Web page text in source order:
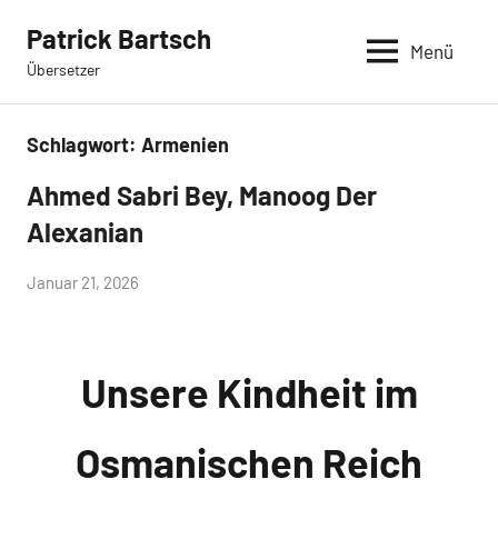
Inhalt
springen
Patrick Bartsch
Übersetzer
Menü
Schlagwort: Armenien
Jüngste
Übersetzungen
Ahmed Sabri Bey, Manoog Der
Alexanian
von
Januar 21, 2026
Unsere Kindheit im
Osmanischen Reich